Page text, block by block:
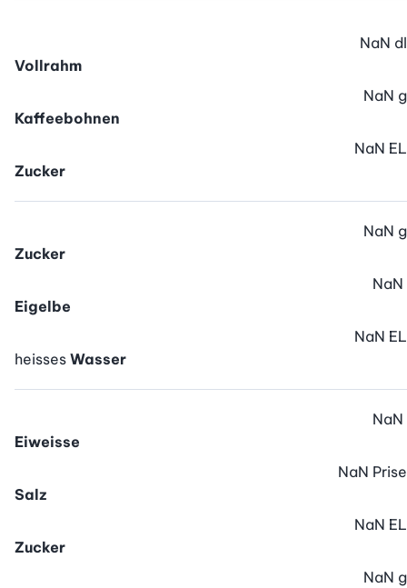
Vollrahm
NaN dl
Kaffeebohnen
NaN g
Zucker
NaN EL
Zucker
NaN g
Eigelbe
NaN
heisses Wasser
NaN EL
Eiweisse
NaN
Salz
NaN Prise
Zucker
NaN EL
NaN g